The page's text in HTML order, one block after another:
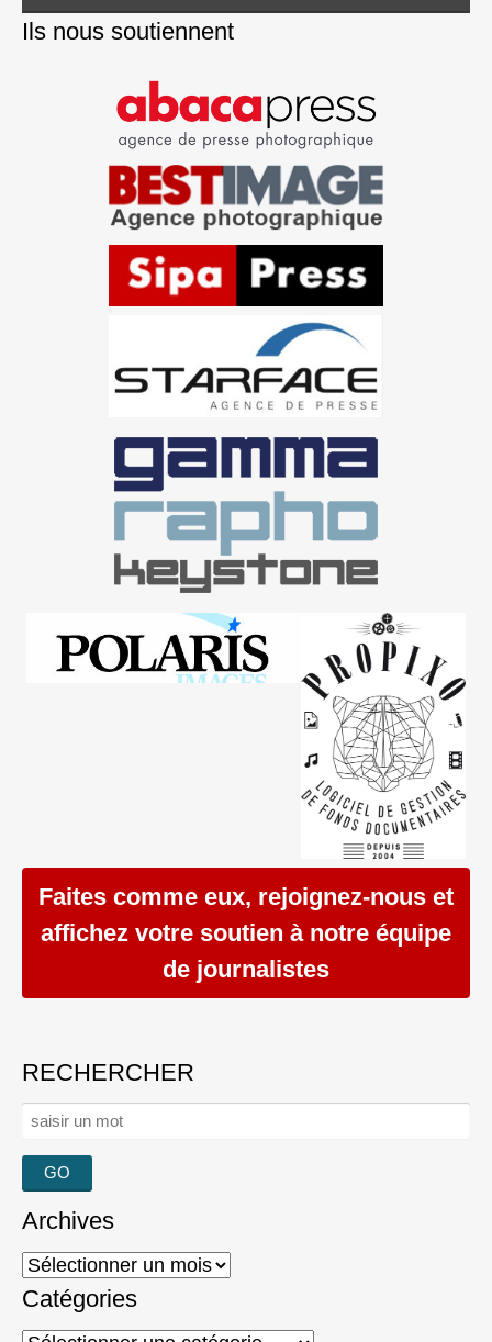
Ils nous soutiennent
Faites comme eux, rejoignez-nous et
affichez votre soutien à notre équipe
de journalistes
RECHERCHER
Rechercher :
Archives
Archives
Catégories
Catégories